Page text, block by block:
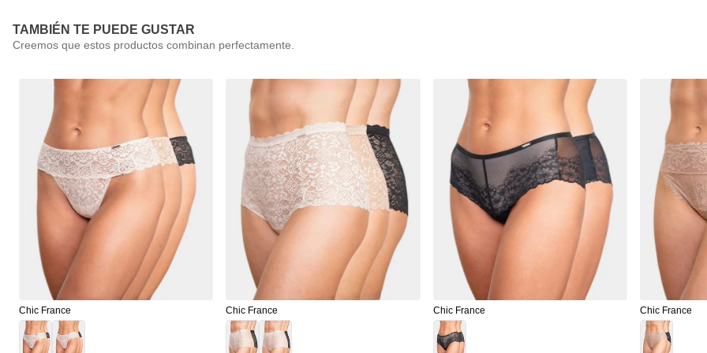
TAMBIÉN TE PUEDE GUSTAR
Chic France Chic France Chic France Chic France